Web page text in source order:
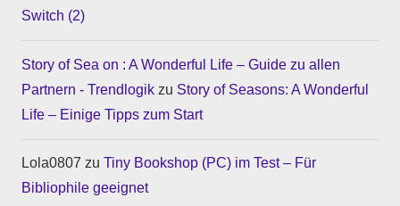
Switch (2)
Story of Sea on : A Wonderful Life – Guide zu allen
Partnern - Trendlogik zu Story of Seasons: A Wonderful
Life – Einige Tipps zum Start
Lola0807 zu Tiny Bookshop (PC) im Test – Für
Bibliophile geeignet